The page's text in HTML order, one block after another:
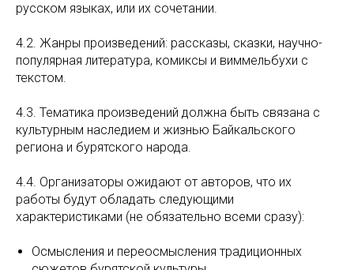
русском языках, или их сочетании.
4.2. Жанры произведений: рассказы, сказки, научно-
популярная литература, комиксы и виммельбухи с
текстом.
4.3. Тематика произведений должна быть связана с
культурным наследием и жизнью Байкальского
региона и бурятского народа.
4.4. Организаторы ожидают от авторов, что их
работы будут обладать следующими
характеристиками (не обязательно всеми сразу):
Осмысления и переосмысления традиционных